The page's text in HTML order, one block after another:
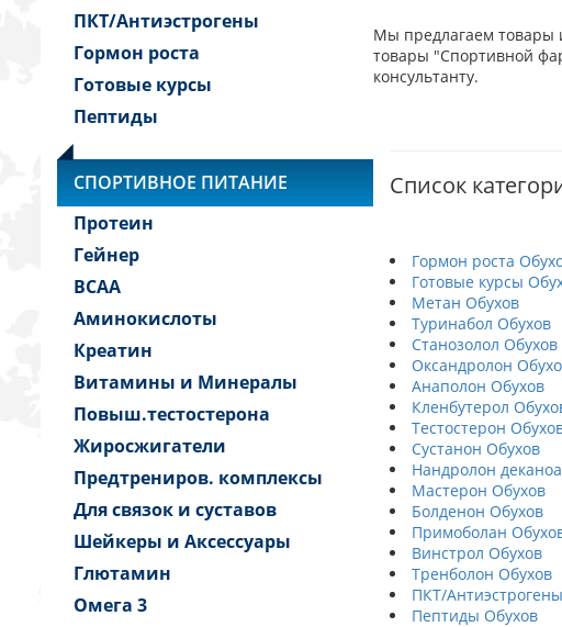
ПКТ/Антиэстрогены
Гормон роста
Готовые курсы
Пептиды
СПОРТИВНОЕ ПИТАНИЕ
Протеин
Гейнер
BCAA
Аминокислоты
Креатин
Витамины и Минералы
Повыш.тестостерона
Жиросжигатели
Предтрениров. комплексы
Для связок и суставов
Шейкеры и Аксессуары
Глютамин
Омега 3
Мы предлагаем товары
товары "Спортивной
консультанту.
Список
Гормон роста
Готовые курсы
Метан Обухов
Туринабол Обухов
Станозолол Обухов
Оксандролон
Анаполон Обухов
Кленбутерол
Тестостерон
Сустанон Обухов
Нандролон
Мастерон Обухов
Болденон Обухов
Примоболан
Винстрол Обухов
Тренболон Обухов
ПКТ/
Пептиды Обухов